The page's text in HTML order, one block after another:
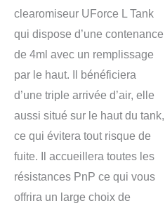
clearomiseur UForce L Tank
qui dispose d’une contenance
de 4ml avec un remplissage
par le haut. Il bénéficiera
d’une triple arrivée d’air, elle
aussi situé sur le haut du tank,
ce qui évitera tout risque de
fuite. Il accueillera toutes les
résistances PnP ce qui vous
offrira un large choix de